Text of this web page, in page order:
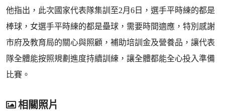
他指出，此次國家代表隊集訓至2月6日，選手平時練的都是
棒球，女選手平時練的都是壘球，需要時間適應，特別感謝
市府及教育局的關心與照顧，補助培訓金及營養品，讓代表
隊全體能按照規劃進度持續訓練，讓全體都能全心投入準備
比賽。
相關照片